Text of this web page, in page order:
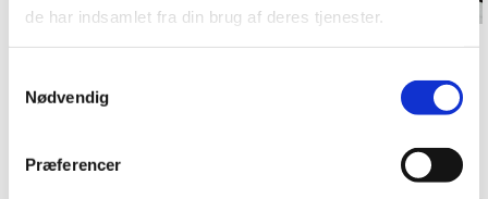
de har indsamlet fra din brug af deres tjenester.
Nødvendig
Præferencer
Kurser mv.